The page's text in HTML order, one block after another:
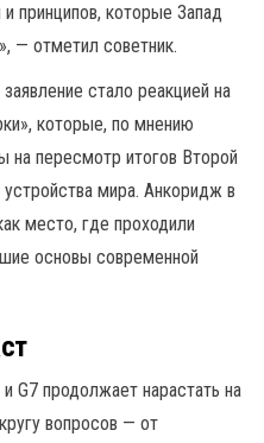
принципов, которые Запад
— отметил советник.
стало реакцией на
которые, по мнению
на пересмотр итогов Второй
мира. Анкоридж в
место, где проходили
основы современной
G7 продолжает нарастать на
вопросов — от